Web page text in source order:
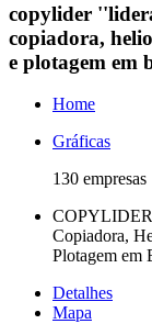
copylider
copiadora,
e plotagem em
Home
Gráficas
130 empresas
Copiadora,
Plotagem em
Detalhes
Mapa